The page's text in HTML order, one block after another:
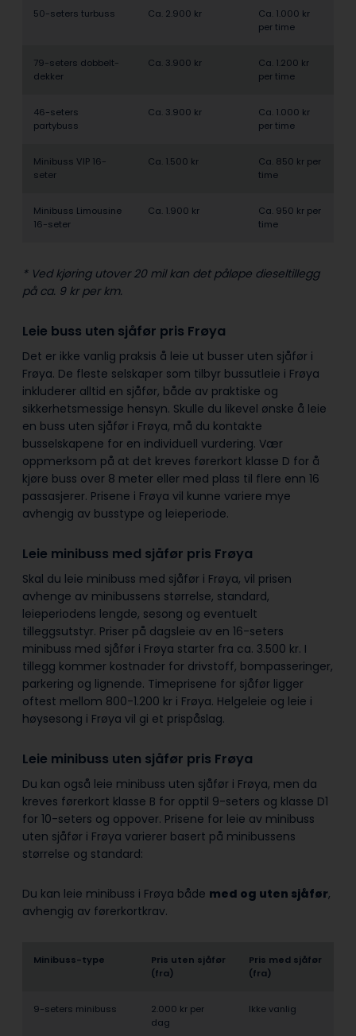
50-seters turbuss Ca. 2.900 kr
Ca. 1.000 kr
per time
79-seters dobbelt­
dekker
Ca. 3.900 kr
Ca. 1.200 kr
per time
46-seters
partybuss
Ca. 3.900 kr
Ca. 1.000 kr
per time
Minibuss VIP 16-
seter
Ca. 1.500 kr
Ca. 850 kr per
time
Minibuss Limousine
16-seter
Ca. 1.900 kr
Ca. 950 kr per
time
* Ved kjøring utover 20 mil kan det påløpe dieseltillegg
på ca. 9 kr per km.
Leie buss uten sjåfør pris Frøya
Det er ikke vanlig praksis å leie ut busser uten sjåfør i
Frøya. De fleste selskaper som tilbyr bussutleie i Frøya
inkluderer alltid en sjåfør, både av praktiske og
sikkerhetsmessige hensyn. Skulle du likevel ønske å leie
en buss uten sjåfør i Frøya, må du kontakte
busselskapene for en individuell vurdering. Vær
oppmerksom på at det kreves førerkort klasse D for å
kjøre buss over 8 meter eller med plass til flere enn 16
passasjerer. Prisene i Frøya vil kunne variere mye
avhengig av busstype og leieperiode.
Leie minibuss med sjåfør pris Frøya
Skal du leie minibuss med sjåfør i Frøya, vil prisen
avhenge av minibussens størrelse, standard,
leieperiodens lengde, sesong og eventuelt
tilleggsutstyr. Priser på dagsleie av en 16-seters
minibuss med sjåfør i Frøya starter fra ca. 3.500 kr. I
tillegg kommer kostnader for drivstoff, bompasseringer,
parkering og lignende. Timeprisene for sjåfør ligger
oftest mellom 800-1.200 kr i Frøya. Helgeleie og leie i
høysesong i Frøya vil gi et prispåslag.
Leie minibuss uten sjåfør pris Frøya
Du kan også leie minibuss uten sjåfør i Frøya, men da
kreves førerkort klasse B for opptil 9-seters og klasse D1
for 10-seters og oppover. Prisene for leie av minibuss
uten sjåfør i Frøya varierer basert på minibussens
størrelse og standard:
Du kan leie minibuss i Frøya både med og uten sjåfør,
avhengig av førerkortkrav.
Minibuss-type
Pris uten sjåfør
(fra)
Pris med sjåfør
(fra)
9-seters minibuss
2.000 kr per
dag
Ikke vanlig